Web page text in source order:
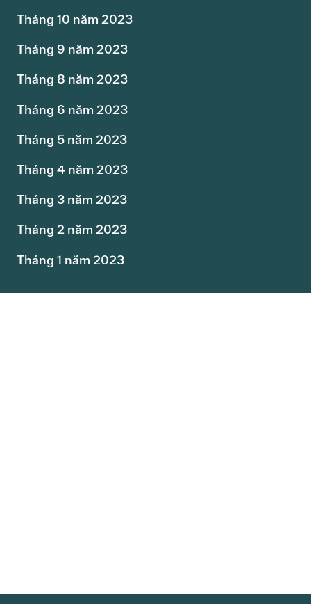
Tháng 10 năm 2023
Tháng 9 năm 2023
Tháng 8 năm 2023
Tháng 6 năm 2023
Tháng 5 năm 2023
Tháng 4 năm 2023
Tháng 3 năm 2023
Tháng 2 năm 2023
Tháng 1 năm 2023